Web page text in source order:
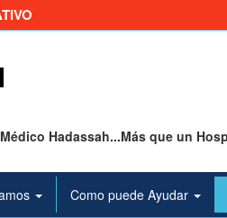
Hadassah...Más que un
Como puede Ayudar